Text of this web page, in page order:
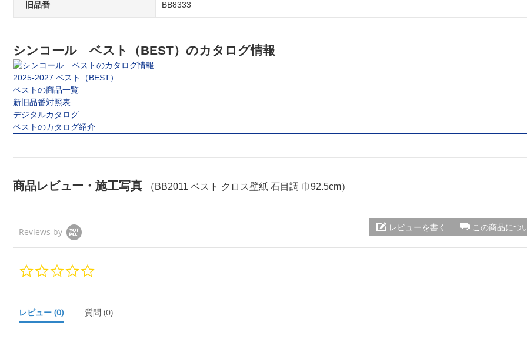
旧品番 BB8333
シンコール ベスト（BEST）のカタログ情報
2025-2027 ベスト（BEST）
ベストの商品一覧
新旧品番対照表
デジタルカタログ
ベストのカタログ紹介
商品レビュー・施工写真 （BB2011 ベスト クロス壁紙 石目調 巾92.5cm）
Reviews by この商品につ
レビューを書く
a
r
レビュー (0) 質問 (0)